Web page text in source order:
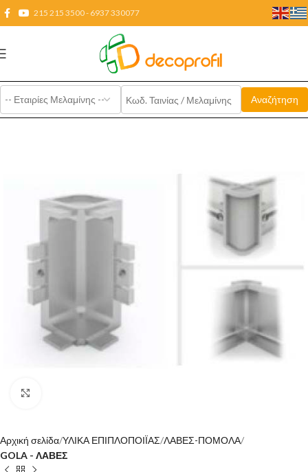
215 215 3500 - 6937 330077
Αρχική σελίδα ΥΛΙΚΑ ΕΠΙΠΛΟΠΟΙΪΑΣ ΛΑΒΕΣ-ΠΟΜΟΛΑ
GOLA - ΛΑΒΕΣ